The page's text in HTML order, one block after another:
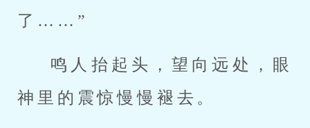
了……”
鸣人抬起头，望向远处，眼
神里的震惊慢慢褪去。